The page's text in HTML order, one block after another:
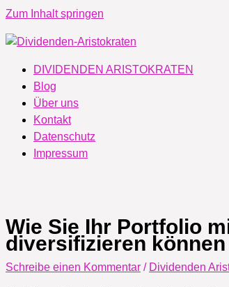
Zum Inhalt springen
DIVIDENDEN ARISTOKRATEN
Blog
Über uns
Kontakt
Datenschutz
Impressum
Wie Sie Ihr Portfolio
diversifizieren können
Schreibe einen Kommentar / Dividenden